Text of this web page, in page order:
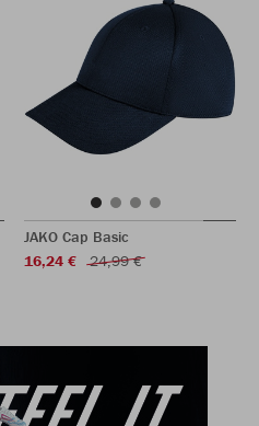
JAKO Cap Basic
16,24 €
24,99 €